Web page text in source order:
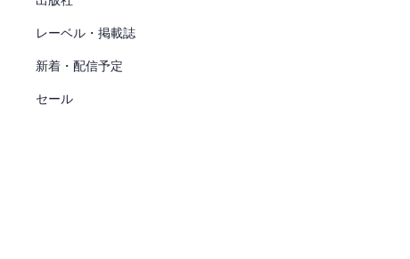
レーベル・掲載誌
新着・配信予定
セール